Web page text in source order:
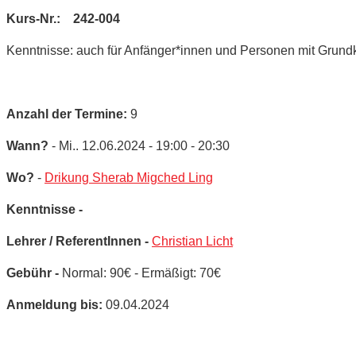
Kurs-Nr.: 242-004
Kenntnisse: auch für Anfänger*innen und Personen mit
Anzahl der Termine: 9
Wann? - Mi.. 12.06.2024 - 19:00 - 20:30
Wo? - Drikung Sherab Migched Ling
Kenntnisse -
Lehrer / ReferentInnen - Christian Licht
Gebühr - Normal: 90€ - Ermäßigt: 70€
Anmeldung bis: 09.04.2024